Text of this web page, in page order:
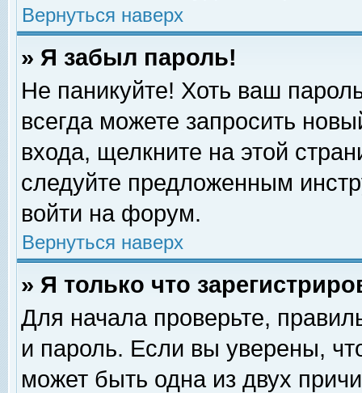
Вернуться наверх
» Я забыл пароль!
Не паникуйте! Хоть ваш
всегда можете запросить
входа, щелкните на этой
следуйте предложенным
войти на форум.
Вернуться наверх
» Я только что
Для начала проверьте,
и пароль. Если вы уверены,
может быть одна из двух